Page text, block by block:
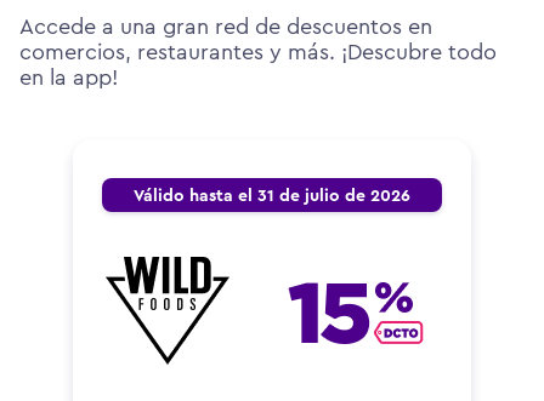
Accede a una gran red de descuentos en
comercios, restaurantes y más. ¡Descubre todo
en la app!
Válido hasta el 31 de julio de 2026